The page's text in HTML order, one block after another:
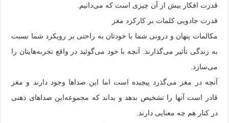
قدرت افکار بیش از آن چیزی است که می‌دانیم.
قدرت جادویی کلمات بر کارکرد مغز
مکالمات پنهان و درونی شما با خودتان به راحتی بر رویکرد شما نسبت
به زندگی تأثیر می‌گذارند. آنچه با خود می‌گوئید در واقع تجربه‌هایتان را
می‌سازد.
آنچه در مغز می‌گذرد پیچیده است اما این صداها وجود دارند و مغز
قادر است آنها را تشخیص بدهد و بداند که مجموعه‌این صداهای ذهنی
در کنار هم چه معنایی دارند.